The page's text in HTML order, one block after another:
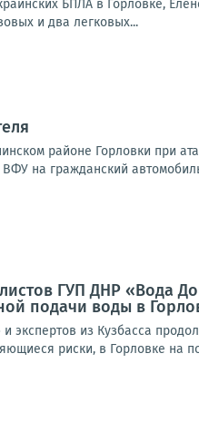
БПЛА в Горловке,
и два легковых...
районе Горловки при
на гражданский
ГУП ДНР «Вода
подачи воды в
из Кузбасса
риски, в Горловке на